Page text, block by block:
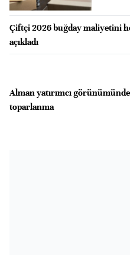
Çiftçi 2026 buğday maliyetini
açıkladı
Alman yatırımcı
toparlanma